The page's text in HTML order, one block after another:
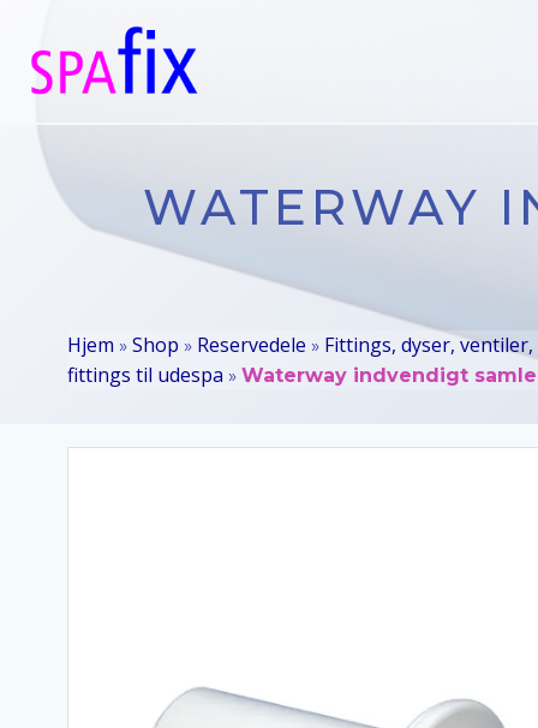
indhold
WATERWAY
Hjem » Shop » Reservedele » Fittings, dyser,
fittings til udespa » Waterway indvendigt